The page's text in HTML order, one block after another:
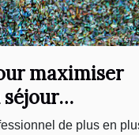
maximiser
votrede plus en